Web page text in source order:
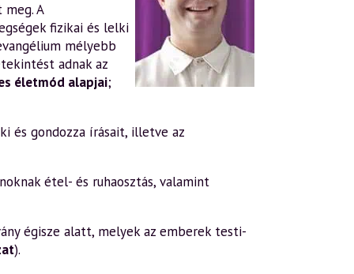
A
fizikai és lelki
mélyebb
adnak az
életmód alapjai;
és gondozza írásait, illetve az
étel- és ruhaosztás, valamint
égisze alatt, melyek az emberek testi-
).